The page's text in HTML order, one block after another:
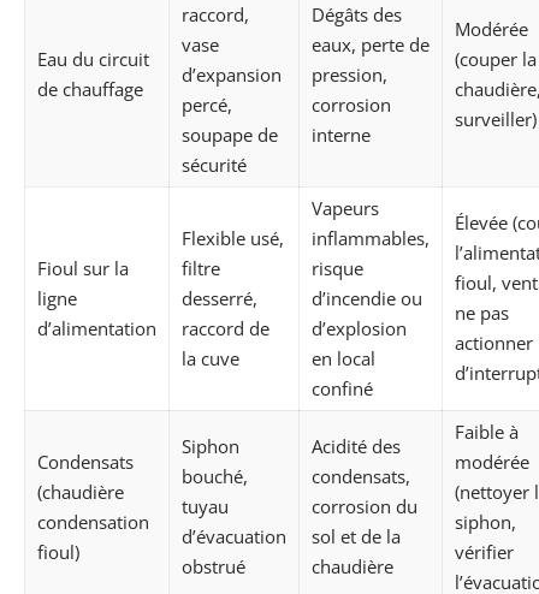
Eau du circuit
de chauffage
raccord,
vase
d’expansion
percé,
soupape de
sécurité
Dégâts des
eaux, perte de
pression,
corrosion
interne
Modérée
(couper la
surveiller)
Fioul sur la
ligne
d’alimentation
Flexible usé,
filtre
desserré,
raccord de
la cuve
Vapeurs
inflammables,
risque
d’incendie ou
d’explosion
en local
confiné
Élevée
fioul,
ne pas
actionner
Condensats
(chaudière
condensation
fioul)
Siphon
bouché,
tuyau
d’évacuation
obstrué
Acidité des
condensats,
corrosion du
sol et de la
chaudière
Faible à
modérée
(nettoyer
siphon,
vérifier